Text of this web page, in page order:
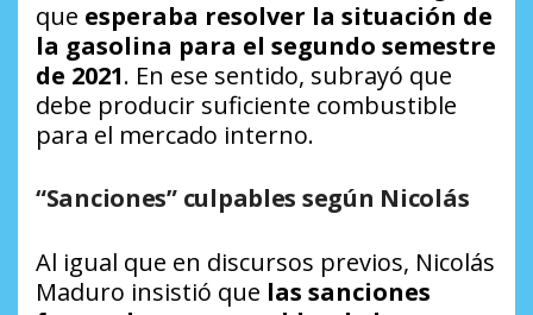
que esperaba resolver la situación de
la gasolina para el segundo semestre
de 2021. En ese sentido, subrayó que
debe producir suficiente combustible
para el mercado interno.
“Sanciones” culpables según Nicolás
Al igual que en discursos previos, Nicolás
Maduro insistió que las sanciones